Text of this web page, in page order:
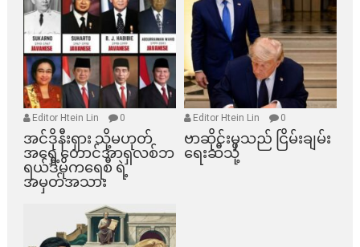
Editor Htein Lin 0
အင်ဒိုနီးရှား သို့မဟုတ်
အရှေ့တောင်အာရှလစ်ဘ
ရယ်ဒီမိုကရေစီ ရဲ့
အမှတ်အသား
Editor Htein Lin 0
ဗာဆိုင်းမှသည် ငြိမ်းချမ်း
ရေးဆီသို့